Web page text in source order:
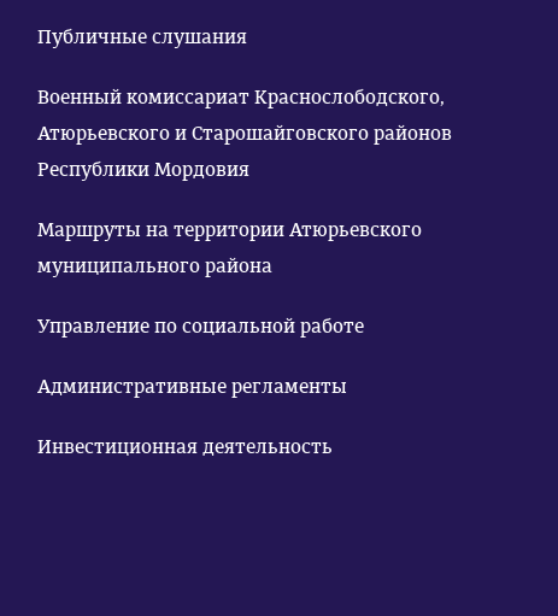
Публичные слушания
Военный комиссариат Краснослободского,
Атюрьевского и Старошайговского районов
Республики Мордовия
Маршруты на территории Атюрьевского
муниципального района
Управление по социальной работе
Административные регламенты
Инвестиционная деятельность